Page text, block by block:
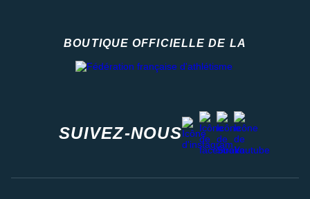
BOUTIQUE OFFICIELLE DE LA
SUIVEZ-NOUS
instagram
facebook
stravayoutube